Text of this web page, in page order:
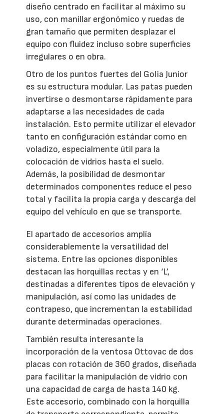
diseño centrado en facilitar al máximo su
uso, con manillar ergonómico y ruedas de
gran tamaño que permiten desplazar el
equipo con fluidez incluso sobre superficies
irregulares o en obra.
Otro de los puntos fuertes del Golia Junior
es su estructura modular. Las patas pueden
invertirse o desmontarse rápidamente para
adaptarse a las necesidades de cada
instalación. Esto permite utilizar el elevador
tanto en configuración estándar como en
voladizo, especialmente útil para la
colocación de vidrios hasta el suelo.
Además, la posibilidad de desmontar
determinados componentes reduce el peso
total y facilita la propia carga y descarga del
equipo del vehículo en que se transporte.
El apartado de accesorios amplía
considerablemente la versatilidad del
sistema. Entre las opciones disponibles
destacan las horquillas rectas y en ‘L’,
destinadas a diferentes tipos de elevación y
manipulación, así como las unidades de
contrapeso, que incrementan la estabilidad
durante determinadas operaciones.
También resulta interesante la
incorporación de la ventosa Ottovac de dos
placas con rotación de 360 grados, diseñada
para facilitar la manipulación de vidrio con
una capacidad de carga de hasta 140 kg.
Este accesorio, combinado con la horquilla